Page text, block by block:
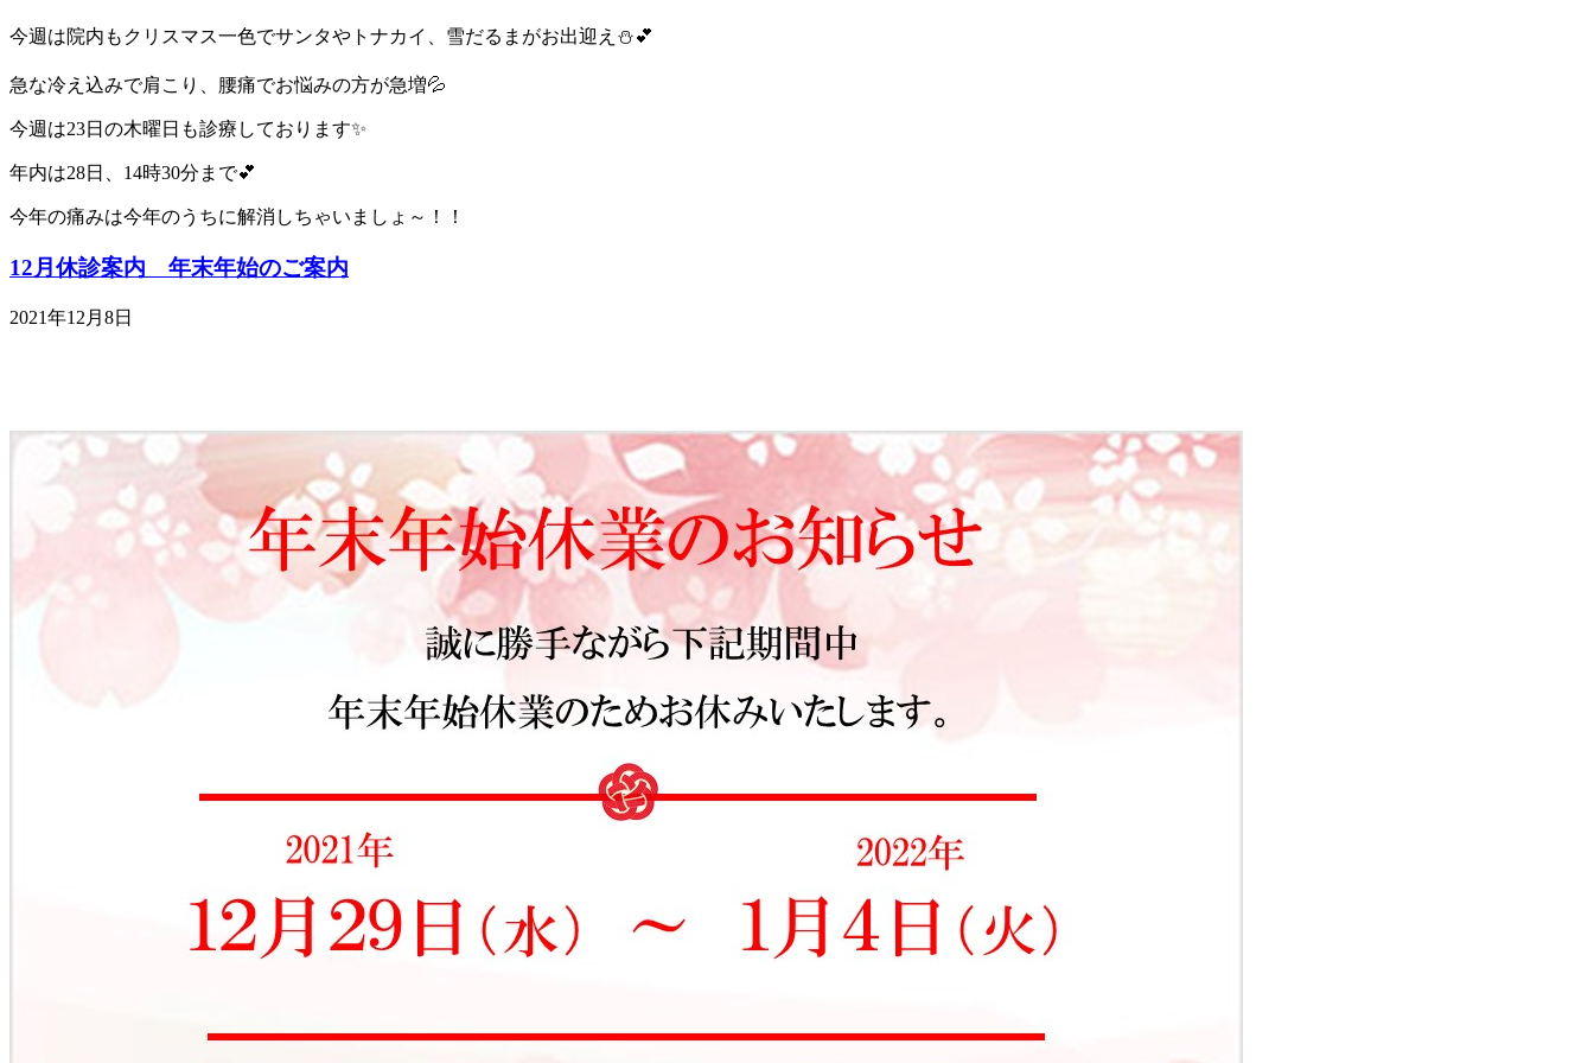
今週は院内もクリスマス一色でサンタやトナカイ、雪だるまがお出迎え⛄💕
急な冷え込みで肩こり、腰痛でお悩みの方が急増💦
今週は23日の木曜日も診療しております✨
年内は28日、14時30分まで💕
今年の痛みは今年のうちに解消しちゃいましょ～！！
12月休診案内 年末年始のご案内
2021年12月8日